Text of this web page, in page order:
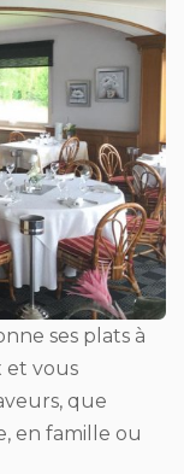
ses plats à
et vous
que
en famille ou